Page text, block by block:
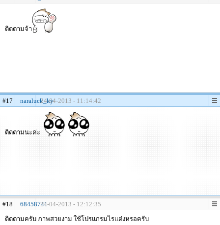
ติดตามจ้า
#17 naraluck_ky24-04-2013 - 11:14:42
ติดตามนะค่ะ
#18 6845874124-04-2013 - 12:12:35
ติดตามครับ ภาพสวยงาม ใช้โปรแกรมไรแต่งหรอครับ